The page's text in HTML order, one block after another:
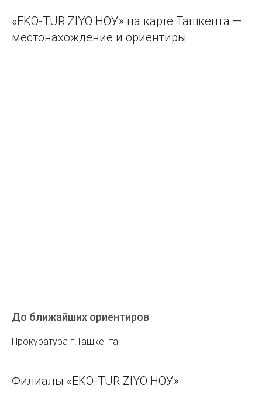
«EKO-TUR ZIYO НОУ» на карте Ташкента —
местонахождение и ориентиры
До ближайших ориентиров
Прокуратура г.Ташкента
Филиалы «EKO-TUR ZIYO НОУ»